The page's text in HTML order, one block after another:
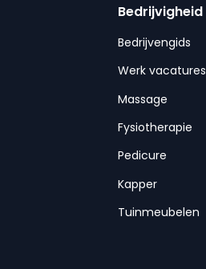
Bedrijvigheid
Bedrijvengids
Werk vacatures
Massage
Fysiotherapie
Pedicure
Kapper
Tuinmeubelen